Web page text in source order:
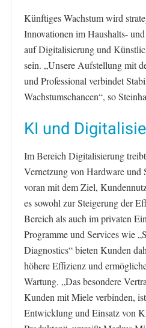
Künftiges Wachstum wird
Innovationen im Haushalts-
auf Digitalisierung und
sein. „Unsere Aufstellung mit
und Professional verbindet
Wachstumschancen“, so
KI und
Im Bereich Digitalisierung
Vernetzung von Hardware und
voran mit dem Ziel,
es sowohl zur Steigerung der
Bereich als auch im privaten
Programme und Services wie
Diagnostics“ bieten Kunden
höhere Effizienz und
Wartung. „Das besondere
Kunden mit Miele verbinden,
Entwicklung und Einsatz von